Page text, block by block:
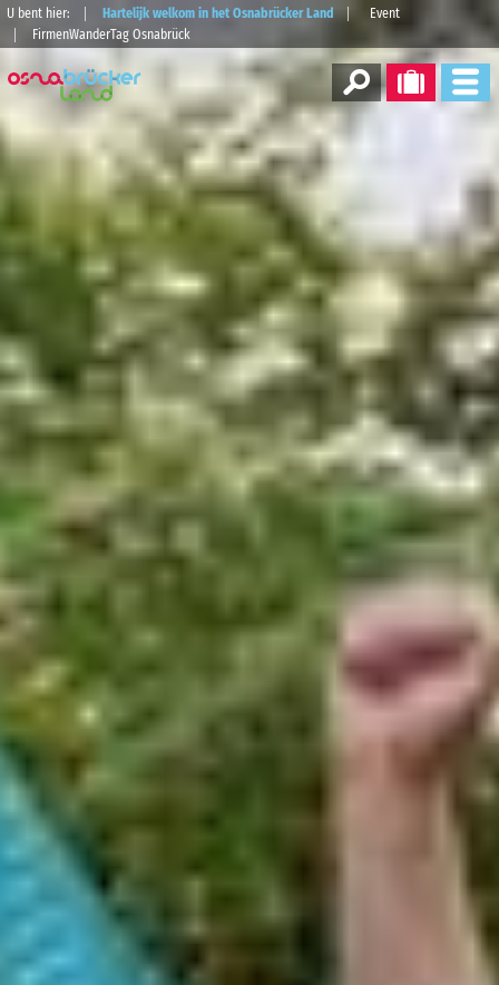
U bent hier: Hartelijk welkom in het Osnabrücker Land
Event
FirmenWanderTag Osnabrück